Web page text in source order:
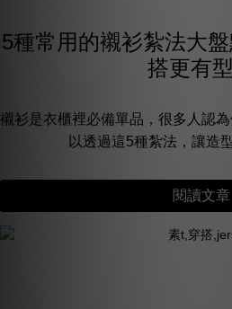
5種常用的襯衫紮法大
搭更有型
襯衫是衣櫃裡必備單品，很多人認
以透過這5種紮法，讓造
閱讀文章